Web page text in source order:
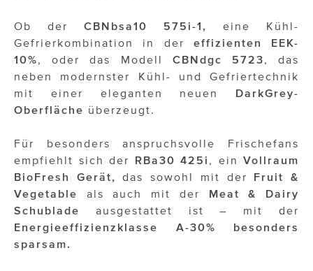
Ob der CBNbsa10 575i-1,
eine Kühl-
Gefrierkombination in der effizienten EEK-
10%, oder das Modell CBNdgc 5723, das
neben modernster Kühl- und Gefriertechnik
mit einer eleganten neuen DarkGrey-
Oberfläche überzeugt.
Für besonders anspruchsvolle Frischefans
empfiehlt sich der RBa30 425i , ein Vollraum
BioFresh Gerät,
das sowohl mit der Fruit &
Vegetable
als auch mit der Meat & Dairy
Schublade
ausgestattet ist – mit der
Energieeffizienzklasse A-30% besonders
sparsam.